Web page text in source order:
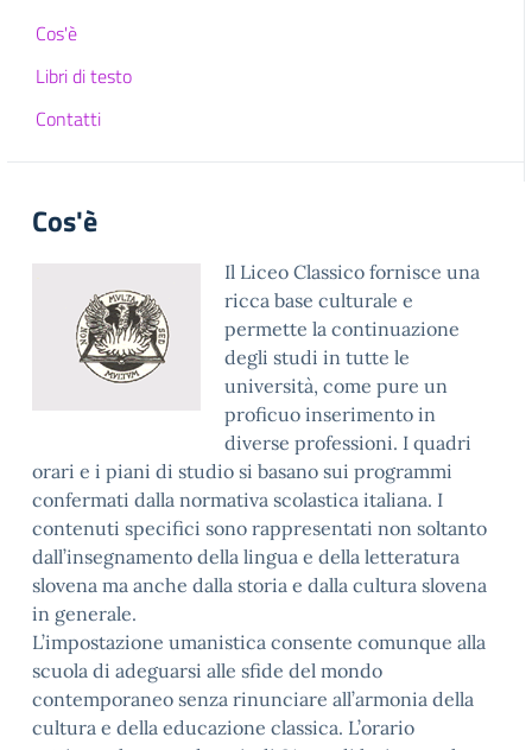
Cos'è
Libri di testo
Contatti
Cos'è
Il Liceo Classico fornisce una
ricca base culturale e
permette la continuazione
degli studi in tutte le
università, come pure un
proficuo inserimento in
diverse professioni. I quadri
orari e i piani di studio si basano sui programmi
confermati dalla normativa scolastica italiana. I
contenuti specifici sono rappresentati non soltanto
dall’insegnamento della lingua e della letteratura
slovena ma anche dalla storia e dalla cultura slovena
in generale.
L’impostazione umanistica consente comunque alla
scuola di adeguarsi alle sfide del mondo
contemporaneo senza rinunciare all’armonia della
cultura e della educazione classica. L’orario